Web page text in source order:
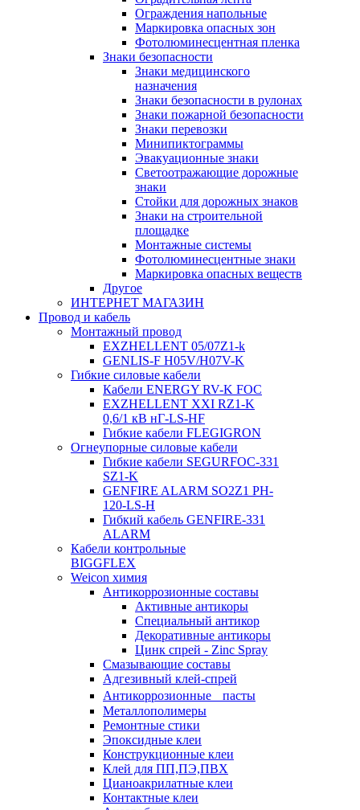
Ограждения напольные
Маркировка опасных зон
Фотолюминесцентная пленка
Знаки безопасности
Знаки медицинского
назначения
Знаки безопасности в рулонах
Знаки пожарной безопасности
Знаки перевозки
Минипиктограммы
Эвакуационные знаки
Светоотражающие дорожные
знаки
Стойки для дорожных знаков
Знаки на строительной
площадке
Монтажные системы
Фотолюминесцентные знаки
Маркировка опасных веществ
Другое
ИНТЕРНЕТ МАГАЗИН
Провод и кабель
Монтажный провод
EXZHELLENT 05/07Z1-k
GENLIS-F Н05V/H07V-K
Гибкие силовые кабели
Кабели ENERGY RV-K FOC
EXZHELLENT XXI RZ1-K
0,6/1 кВ нГ-LS-HF
Гибкие кабели FLEGIGRON
Огнеупорные силовые кабели
Гибкие кабели SEGURFOC-331
SZ1-K
GENFIRE ALARM SO2Z1 PH-
120-LS-H
Гибкий кабель GENFIRE-331
ALARM
Кабели контрольные
BIGGFLEX
Weicon химия
Антикоррозионные составы
Активные антикоры
Специальный антикор
Декоративные антикоры
Цинк спрей - Zinc Spray
Смазывающие составы
Адгезивный клей-спрей
Антикоррозионные пасты
Металлополимеры
Ремонтные стики
Эпоксидные клеи
Конструкционные клеи
Клей для ПП,ПЭ,ПВХ
Цианоакрилатные клеи
Контактные клеи